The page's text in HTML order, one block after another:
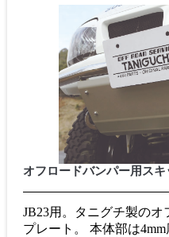
オフロードバンパー用スキ
JB23用。タニグチ製の
プレート。 本体部は